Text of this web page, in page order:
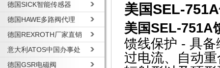
德国SICK智能传感器
德国HAWE多路阀代理
德国REXROTH厂家直销
意大利ATOS中国办事处
德国GSR电磁阀
美国SEL-
美国SEL-751A
馈线保护 - 具
过电流、自动